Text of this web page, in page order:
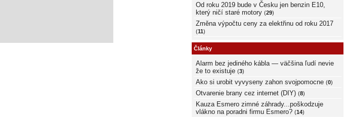
Od roku 2019 bude v Česku jen benzin E10,
který ničí staré motory (29)
Změna výpočtu ceny za elektřinu od roku 2017
(11)
Články
Alarm bez jediného kábla — väčšina ľudí nevie
že to existuje (3)
Ako si urobit vyvyseny zahon svojpomocne (0)
Otvarenie brany cez internet (DIY) (8)
Kauza Esmero zimné záhrady...poškodzuje
vlákno na poradni firmu Esmero? (14)